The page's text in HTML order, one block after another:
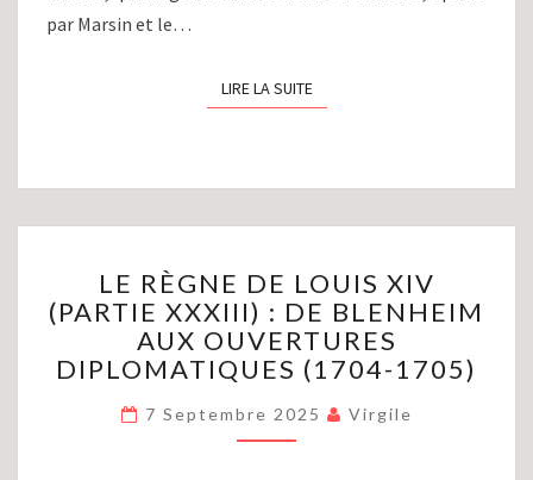
par Marsin et le…
LIRE LA SUITELIRE LA SUITE
RÈGNE
DE
LOUIS
XIV
(PARTIE
XXXIII)
:
LE RÈGNE DE LOUIS XIV
(PARTIE XXXIII) : DE BLENHEIM
AUX OUVERTURES
DIPLOMATIQUES (1704-1705)
7 Septembre 2025 Virgile